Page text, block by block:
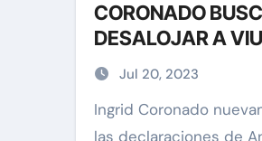
CORONADO
DESALOJAR A
SOLAR SI NO LE
DEPARTAMENTO
Jul 20, 2023
Ingrid Coronado nuevamente contradice
las declaraciones de